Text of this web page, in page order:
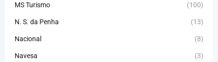
MS Turismo (100)
N. S. da Penha (13)
Nacional (8)
Navesa (3)